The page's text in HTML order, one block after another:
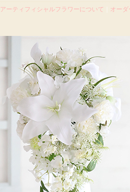
アーティフィシャルフラワーについて オーダ